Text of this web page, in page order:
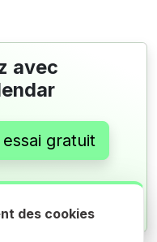
avec
gratuit
carte de crédit
des cookies